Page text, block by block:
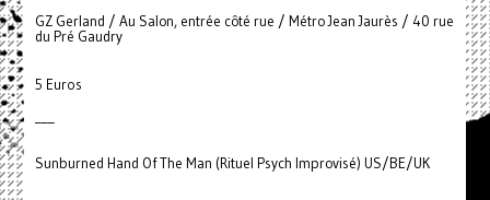
GZ Gerland / Au Salon, entrée côté rue / Métro Jean Jaurès / 40 rue
du Pré Gaudry
5 Euros
Sunburned Hand Of The Man (Rituel Psych Improvisé) US/BE/UK